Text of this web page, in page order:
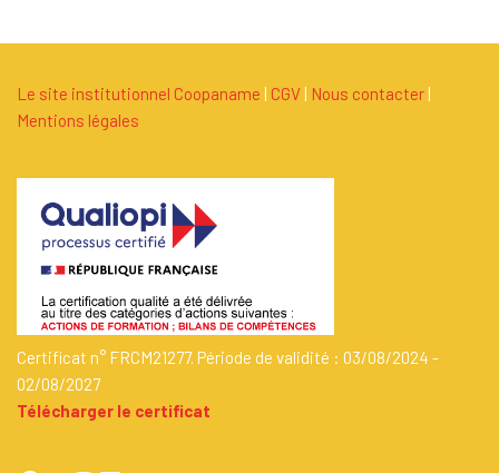
Le site institutionnel Coopaname CGV Nous contacter
Mentions légales
Certificat n° FRCM21277. Période de validité : 03/08/2024 -
02/08/2027
Télécharger le certificat